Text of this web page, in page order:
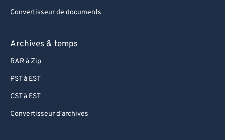
Convertisseur de documents
Archives & temps
RAR à Zip
PST à EST
CST à EST
Convertisseur d'archives